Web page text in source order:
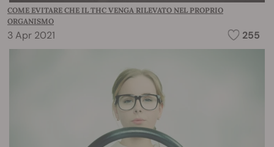
COME EVITARE CHE IL THC VENGA RILEVATO NEL PROPRIO
ORGANISMO
3 Apr 2021 255